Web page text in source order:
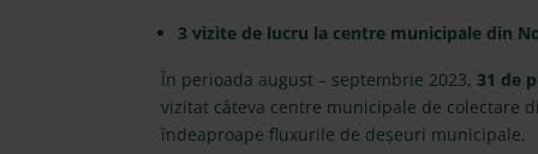
3 vizite de lucru la centre municipale din
În perioada august – septembrie 2023,31 de
vizitat câteva centre municipale de colectare
îndeaproape fluxurile de deșeuri municipale.